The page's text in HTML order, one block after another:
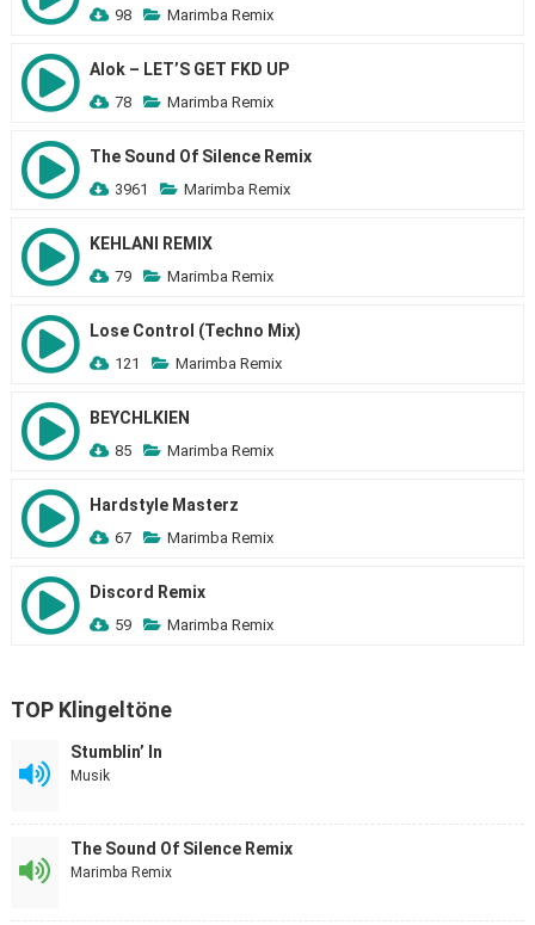
98 Marimba Remix
Alok – LET’S GET FKD UP
78 Marimba Remix
The Sound Of Silence Remix
3961 Marimba Remix
KEHLANI REMIX
79 Marimba Remix
Lose Control (Techno Mix)
121 Marimba Remix
BEYCHLKIEN
85 Marimba Remix
Hardstyle Masterz
67 Marimba Remix
Discord Remix
59 Marimba Remix
TOP Klingeltöne
Stumblin’ In
Musik
The Sound Of Silence Remix
Marimba Remix